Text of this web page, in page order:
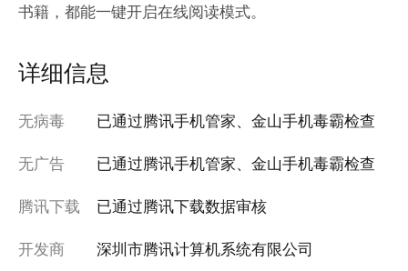
书籍，都能一键开启在线阅读模式。
详细信息
无病毒 已通过腾讯手机管家、金山手机毒霸检查
无广告 已通过腾讯手机管家、金山手机毒霸检查
腾讯下载 已通过腾讯下载数据审核
开发商 深圳市腾讯计算机系统有限公司